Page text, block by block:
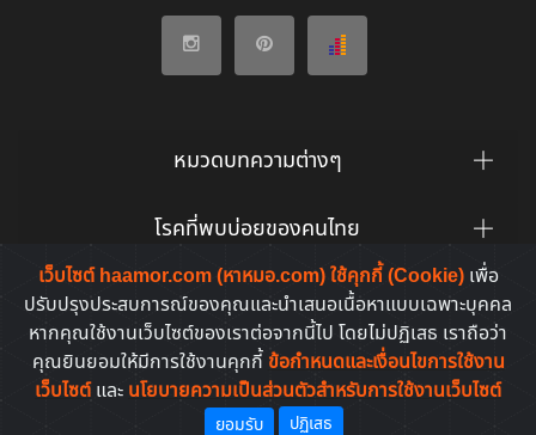
เว็บไซต์ haamor.com (หาหมอ.com) ใช้คุกกี้ (Cookie) เพื่อ
ปรับปรุงประสบการณ์ของคุณและนำเสนอเนื้อหาแบบเฉพาะบุคคล
หากคุณใช้งานเว็บไซต์ของเราต่อจากนี้ไป โดยไม่ปฏิเสธ เราถือว่า
คุณยินยอมให้มีการใช้งานคุกกี้ ข้อกำหนดและเงื่อนไขการใช้งาน
เว็บไซต์และ นโยบายความเป็นส่วนตัวสำหรับการใช้งานเว็บไซต์
ยอมรับ ปฏิเสธ
หมวดบทความต่างๆ
โรคที่พบบ่อยของคนไทย
ยาที่คนไทยค้นหาบ่อย
Copyright © 2011-2026. All rights reserved | by